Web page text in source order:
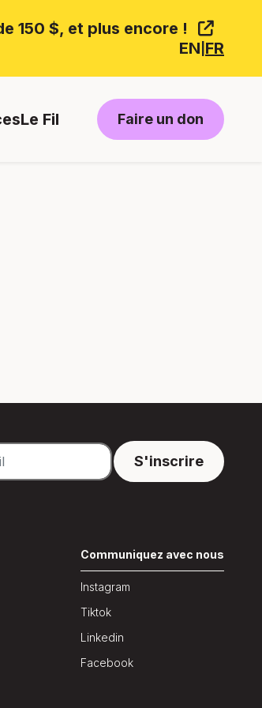
150 $, et plus encore !
EN FR
Le Fil Faire un don
Communiquez avec nous
Instagram
Tiktok
Linkedin
Facebook